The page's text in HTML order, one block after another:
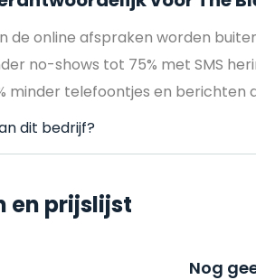
de online afspraken worden
no-shows tot 75% met SMS
minder telefoontjes en
dit bedrijf?
en prijslijst
Nog